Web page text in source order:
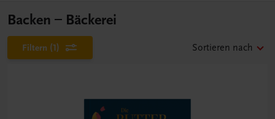
Backen – Bäckerei
Filtern (1) Sortieren nach